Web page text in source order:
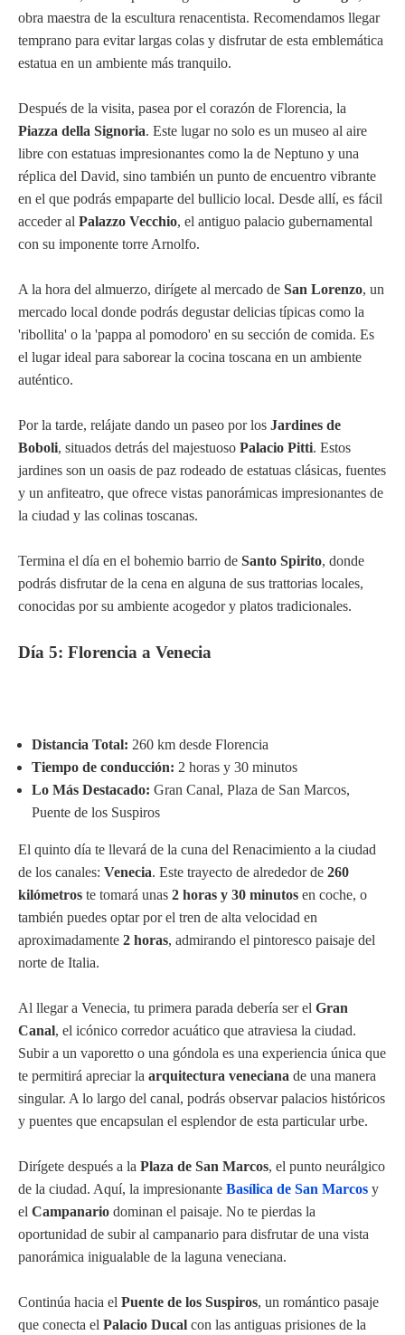
obra maestra de la escultura renacentista. Recomendamos llegar
temprano para evitar largas colas y disfrutar de esta emblemática
estatua en un ambiente más tranquilo.
Después de la visita, pasea por el corazón de Florencia, la
Piazza della Signoria. Este lugar no solo es un museo al aire
libre con estatuas impresionantes como la de Neptuno y una
réplica del David, sino también un punto de encuentro vibrante
en el que podrás empaparte del bullicio local. Desde allí, es fácil
acceder al Palazzo Vecchio, el antiguo palacio gubernamental
con su imponente torre Arnolfo.
A la hora del almuerzo, dirígete al mercado de San Lorenzo, un
mercado local donde podrás degustar delicias típicas como la
'ribollita' o la 'pappa al pomodoro' en su sección de comida. Es
el lugar ideal para saborear la cocina toscana en un ambiente
auténtico.
Por la tarde, relájate dando un paseo por los Jardines de
Boboli, situados detrás del majestuoso Palacio Pitti. Estos
jardines son un oasis de paz rodeado de estatuas clásicas, fuentes
y un anfiteatro, que ofrece vistas panorámicas impresionantes de
la ciudad y las colinas toscanas.
Termina el día en el bohemio barrio de Santo Spirito, donde
podrás disfrutar de la cena en alguna de sus trattorias locales,
conocidas por su ambiente acogedor y platos tradicionales.
Día 5: Florencia a Venecia
Distancia Total: 260 km desde Florencia
Tiempo de conducción: 2 horas y 30 minutos
Lo Más Destacado: Gran Canal, Plaza de San Marcos,
Puente de los Suspiros
El quinto día te llevará de la cuna del Renacimiento a la ciudad
de los canales: Venecia. Este trayecto de alrededor de 260
kilómetros te tomará unas 2 horas y 30 minutos en coche, o
también puedes optar por el tren de alta velocidad en
aproximadamente 2 horas, admirando el pintoresco paisaje del
norte de Italia.
Al llegar a Venecia, tu primera parada debería ser el Gran
Canal, el icónico corredor acuático que atraviesa la ciudad.
Subir a un vaporetto o una góndola es una experiencia única que
te permitirá apreciar la arquitectura veneciana de una manera
singular. A lo largo del canal, podrás observar palacios históricos
y puentes que encapsulan el esplendor de esta particular urbe.
Dirígete después a la Plaza de San Marcos, el punto neurálgico
de la ciudad. Aquí, la impresionante Basílica de San Marcos y
el Campanario dominan el paisaje. No te pierdas la
oportunidad de subir al campanario para disfrutar de una vista
panorámica inigualable de la laguna veneciana.
Continúa hacia el Puente de los Suspiros, un romántico pasaje
que conecta el Palacio Ducal con las antiguas prisiones de la